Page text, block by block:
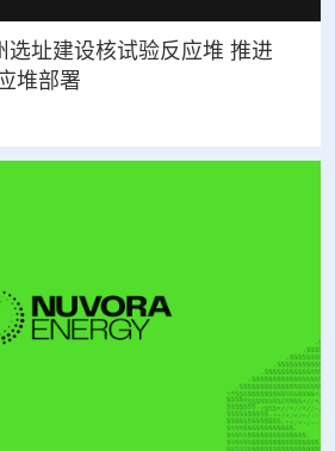
选址建设核试验反应堆 推进
堆部署